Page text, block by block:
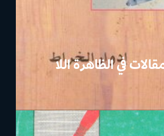
في الظاهرة اللا